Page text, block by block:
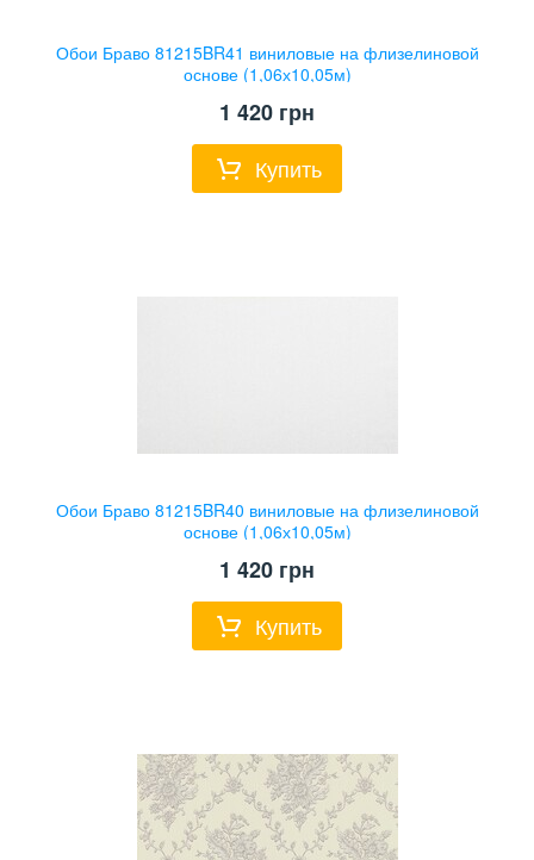
Обои Браво 81215BR41 виниловые на флизелиновой
основе (1,06х10,05м)
1 420 грн
Купить
Обои Браво 81215BR40 виниловые на флизелиновой
основе (1,06х10,05м)
1 420 грн
Купить